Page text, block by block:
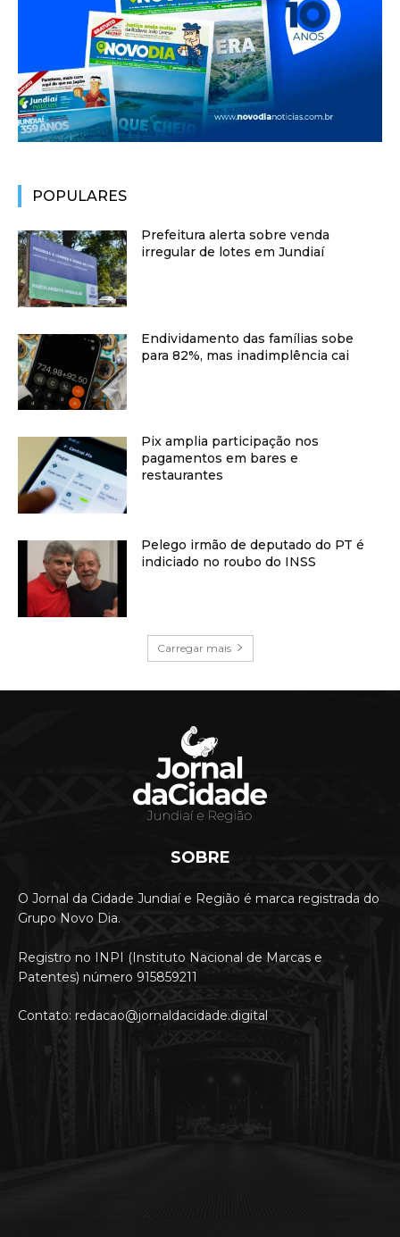
POPULARES
Prefeitura alerta sobre venda
irregular de lotes em Jundiaí
Endividamento das famílias sobe
para 82%, mas inadimplência cai
Pix amplia participação nos
pagamentos em bares e
restaurantes
Pelego irmão de deputado do PT é
indiciado no roubo do INSS
Carregar mais
SOBRE
O Jornal da Cidade Jundiaí e Região é marca registrada do
Grupo Novo Dia.
Registro no INPI (Instituto Nacional de Marcas e
Patentes) número 915859211
Contato: redacao@jornaldacidade.digital